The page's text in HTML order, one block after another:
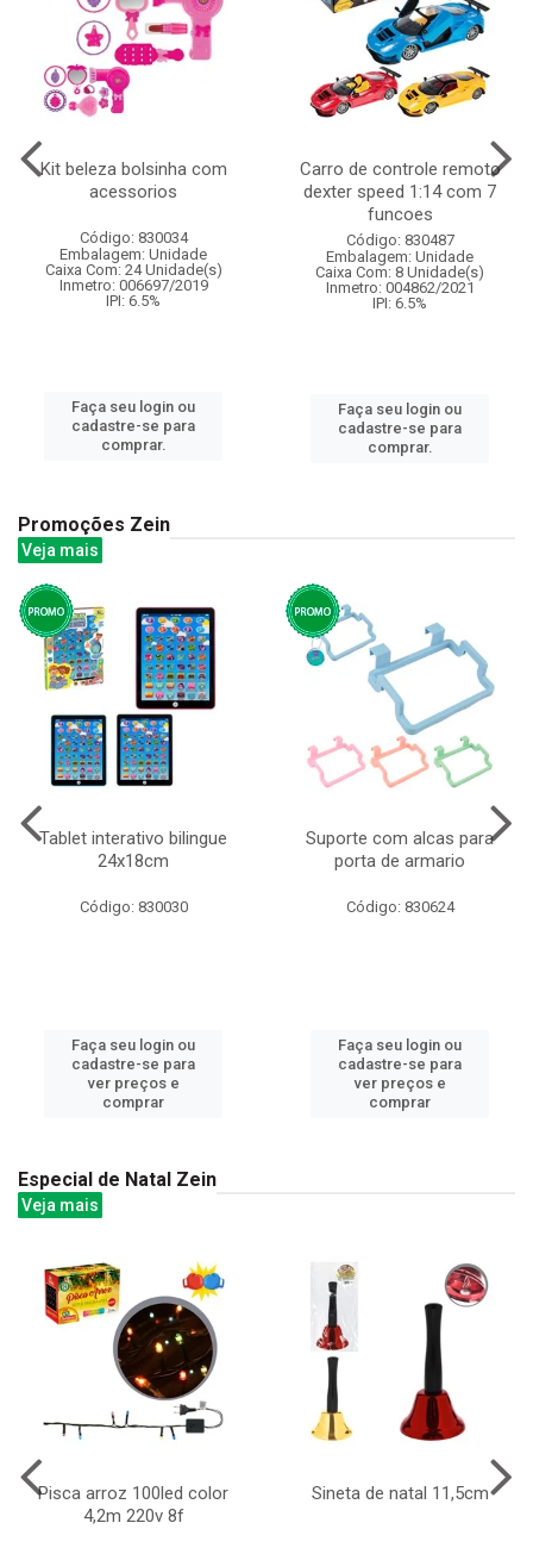
Kit beleza bolsinha com
acessorios
Código: 830034
Embalagem: Unidade
Caixa Com: 24 Unidade(s)
Inmetro: 006697/2019
IPI: 6.5%
Faça seu login ou
cadastre-se para
comprar.
Carro de controle remoto
dexter speed 1:14 com 7
funcoes
Código: 830487
Embalagem: Unidade
Caixa Com: 8 Unidade(s)
Inmetro: 004862/2021
IPI: 6.5%
Faça seu login ou
cadastre-se para
comprar.
Promoções Zein
Veja mais
Tablet interativo bilingue
24x18cm
Código: 830030
Faça seu login ou
cadastre-se para
ver preços e
comprar
Suporte com alcas para
porta de armario
Código: 830624
Faça seu login ou
cadastre-se para
ver preços e
comprar
Especial de Natal Zein
Veja mais
Pisca arroz 100led color
4,2m 220v 8f
Sineta de natal 11,5cm